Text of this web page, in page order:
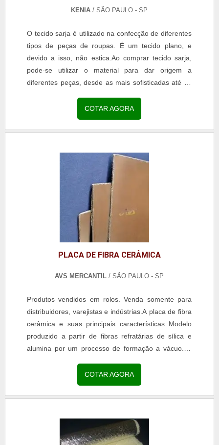
KENIA / SÃO PAULO - SP
O tecido sarja é utilizado na confecção de diferentes
tipos de peças de roupas. É um tecido plano, e
devido a isso, não estica.Ao comprar tecido sarja,
pode-se utilizar o material para dar origem a
diferentes peças, desde as mais sofisticadas até as
COTAR AGORA
PLACA DE FIBRA CERÂMICA
AVS MERCANTIL / SÃO PAULO - SP
Produtos vendidos em rolos. Venda somente para
distribuidores, varejistas e indústrias.A placa de fibra
cerâmica e suas principais características Modelo
produzido a partir de fibras refratárias de sílica e
alumina por um processo de formação a vácuo.As
COTAR AGORA